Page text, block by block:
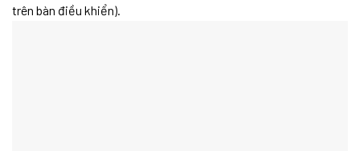
trên bàn điều khiển).